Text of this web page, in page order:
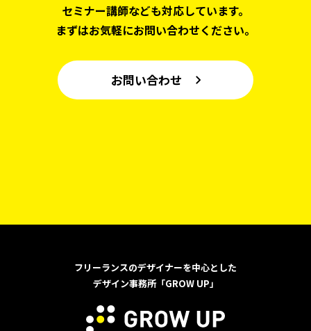
セミナー講師なども対応しています。
まずはお気軽にお問い合わせください。
お問い合わせ
フリーランスのデザイナーを中心とした
デザイン事務所「GROW UP」